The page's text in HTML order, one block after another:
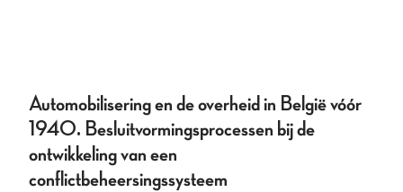
Automobilisering en de overheid in België vóór
1940. Besluitvormingsprocessen bij de
ontwikkeling van een
conflictbeheersingssysteem